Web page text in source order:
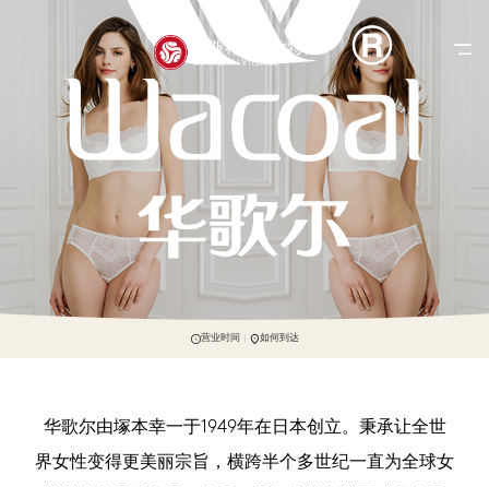
营业时间 如何到达
华歌尔由塚本幸一于1949年在日本创立。秉承让全世
界女性变得更美丽宗旨，横跨半个多世纪一直为全球女